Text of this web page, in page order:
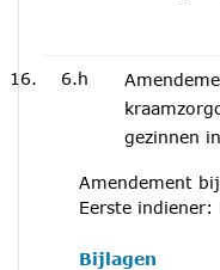
6.h
gezinnen
Amendement
Eerste indiener:
Bijlagen